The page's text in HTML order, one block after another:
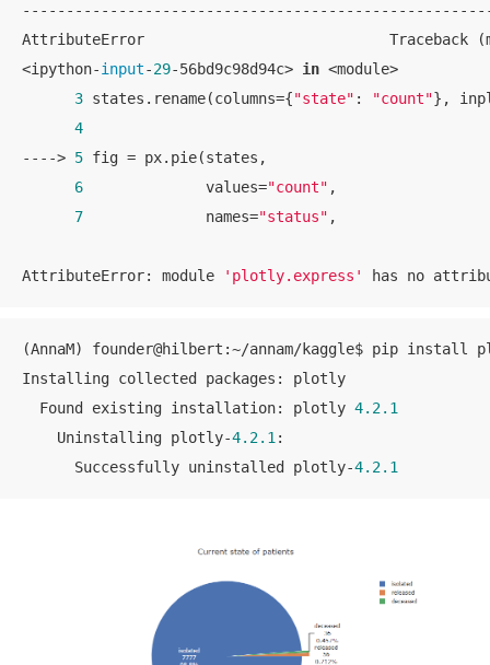
AttributeError                            Traceback
<ipython-input-29-56bd9c98d94c> in <module>
3 states.rename(columns={"state" : "count"},
4
----> 5 fig = px.pie(states,
6
              values=
"count" ,
7
              names=
"status" ,
AttributeError: module 'plotly.express' has no
(AnnaM) founder@hilbert:~/annam/kaggle$ pip install
Installing collected packages: plotly
  Found existing installation: plotly
4.2.1
    Uninstalling plotly-
4.2.1 :
      Successfully uninstalled plotly-
4.2.1